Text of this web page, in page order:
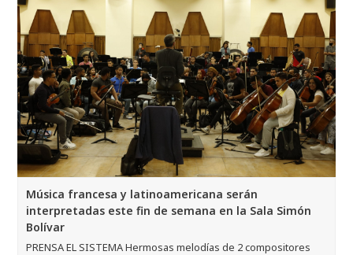
Música francesa y latinoamericana serán
interpretadas este fin de semana en la Sala Simón
Bolívar
PRENSA EL SISTEMA Hermosas melodías de 2 compositores